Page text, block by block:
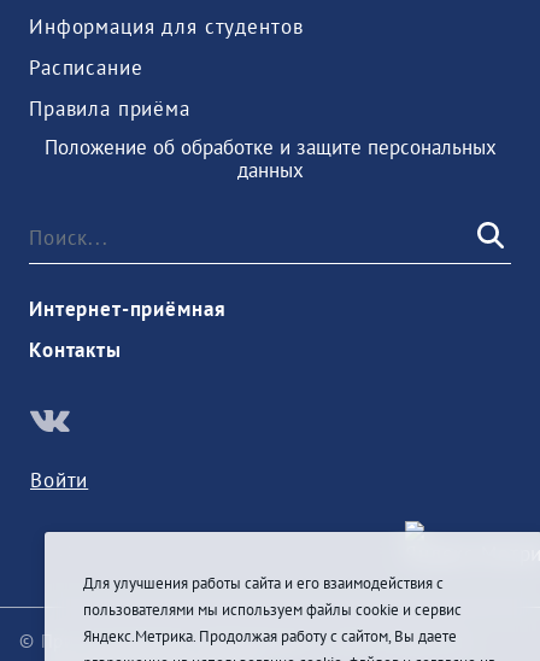
Информация для студентов
Расписание
Правила приёма
Положение об обработке и защите персональных
данных
Интернет-приёмная
Контакты
Войти
© При цитировании информации с сайта ссылка на
Для улучшения работы сайта и его взаимодействия с
пользователями мы используем файлы cookie и сервис
Яндекс.Метрика. Продолжая работу с сайтом, Вы даете